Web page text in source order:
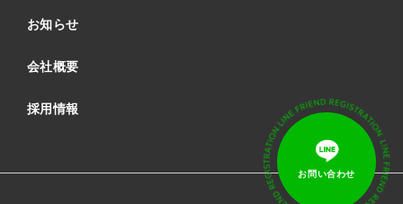
お知らせ
会社概要
採用情報